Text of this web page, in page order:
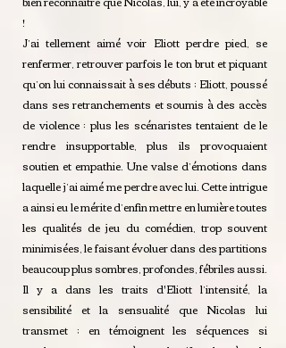
!
J’ai tellement aimé voir Eliott perdre pied, se
renfermer, retrouver parfois le ton brut et piquant
qu’on lui connaissait à ses débuts ; Eliott, poussé
dans ses retranchements et soumis à des accès
de violence : plus les scénaristes tentaient de le
rendre insupportable, plus ils provoquaient
soutien et empathie. Une valse d’émotions dans
laquelle j’ai aimé me perdre avec lui. Cette intrigue
a ainsi eu le mérite d’enfin mettre en lumière toutes
les qualités de jeu du comédien, trop souvent
minimisées, le faisant évoluer dans des partitions
beaucoup plus sombres, profondes, fébriles aussi.
Il y a dans les traits d'Eliott l’intensité, la
sensibilité et la sensualité que Nicolas lui
transmet ; en témoignent les séquences si